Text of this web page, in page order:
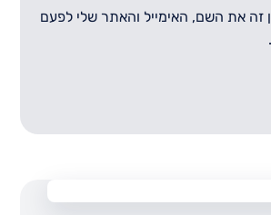
זה את השם, האימייל והאתר שלי לפעם